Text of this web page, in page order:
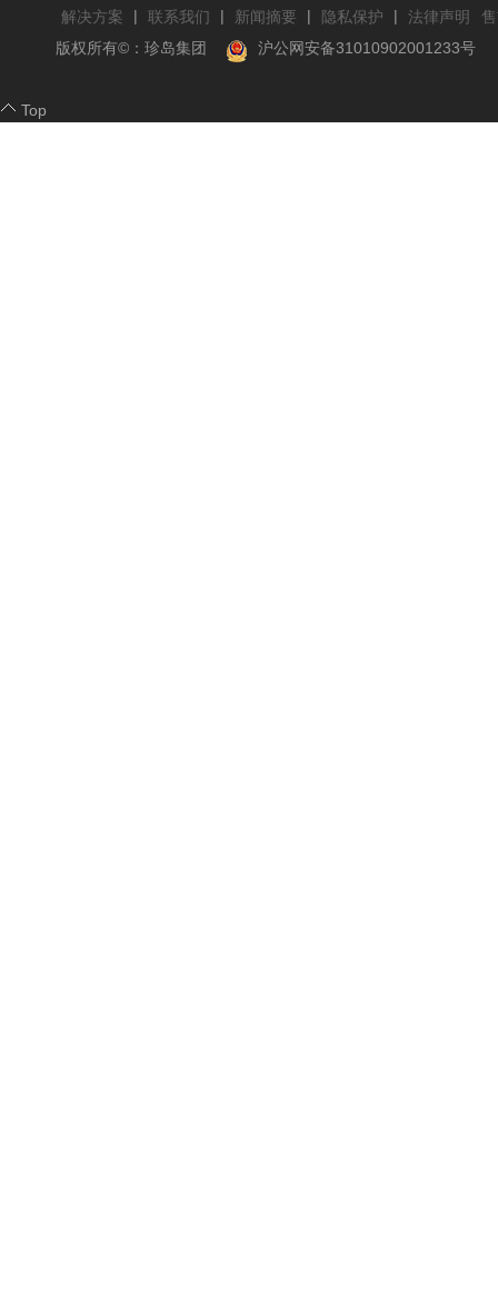
解决方案 | 联系我们 | 新闻摘要 | 隐私保护 |
法律声明
版权所有©：珍岛集团
沪公网安备31010902001233号
Top